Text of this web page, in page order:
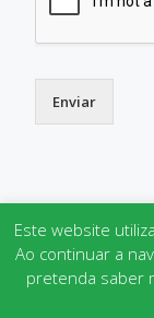
Enviar
MENU
Este website
Ao continuar a
pretenda saber